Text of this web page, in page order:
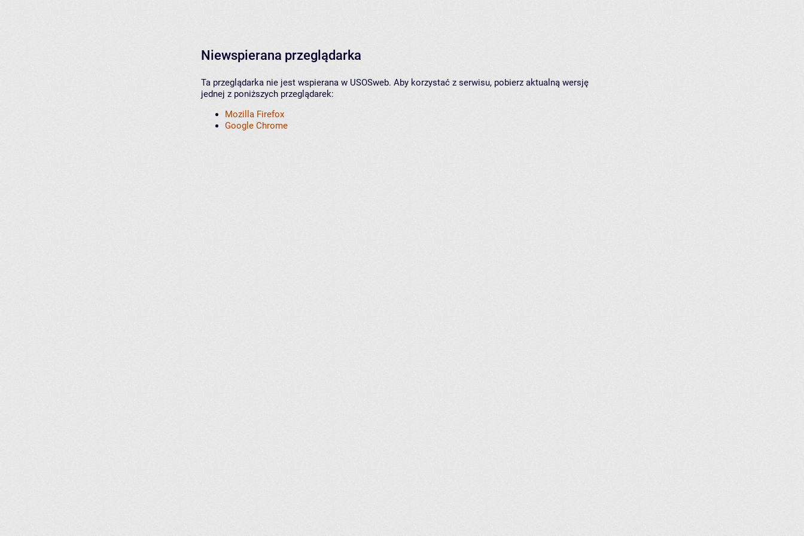
Niewspierana przeglądarka
Ta przeglądarka nie jest wspierana w USOSweb. Aby korzystać z serwisu, pobierz aktualną wersję
jednej z poniższych przeglądarek:
Mozilla Firefox
Google Chrome